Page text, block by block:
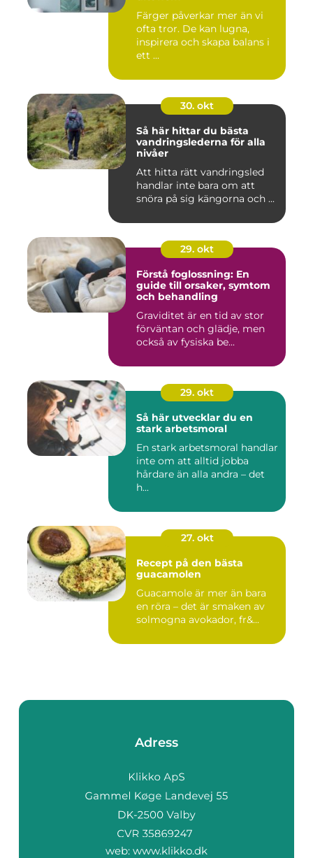
Färger påverkar mer än vi
ofta tror. De kan lugna,
inspirera och skapa balans i
ett ...
30. okt
Så här hittar du bästa
vandringslederna för alla
nivåer
Att hitta rätt vandringsled
handlar inte bara om att
snöra på sig kängorna och ...
29. okt
Förstå foglossning: En
guide till orsaker, symtom
och behandling
Graviditet är en tid av stor
förväntan och glädje, men
också av fysiska be...
29. okt
Så här utvecklar du en
stark arbetsmoral
En stark arbetsmoral handlar
inte om att alltid jobba
hårdare än alla andra – det
h...
27. okt
Recept på den bästa
guacamolen
Guacamole är mer än bara
en röra – det är smaken av
solmogna avokador, fr&...
Adress
web: www.klikko.dk